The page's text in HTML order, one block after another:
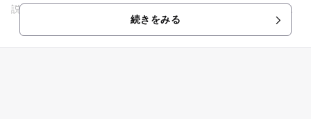
説付きで動物たちの食事風景を見ることができる「まんまタイ
ム」や、間近でエサをあげら...続きをみる